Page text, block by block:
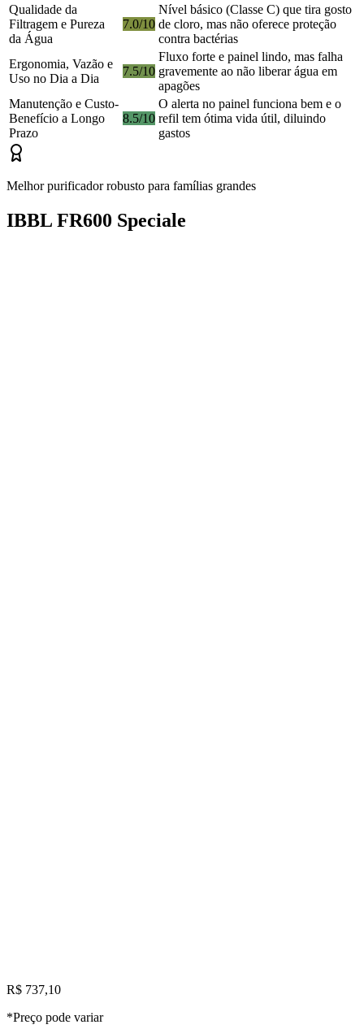
Qualidade da
Filtragem e Pureza
da Água
7.0/10
Nível básico (Classe C) que tira gosto
de cloro, mas não oferece proteção
contra bactérias
Ergonomia, Vazão e
Uso no Dia a Dia
7.5/10
Fluxo forte e painel lindo, mas falha
gravemente ao não liberar água em
apagões
Manutenção e Custo-
Benefício a Longo
Prazo
8.5/10
O alerta no painel funciona bem e o
refil tem ótima vida útil, diluindo
gastos
Melhor purificador robusto para famílias grandes
IBBL FR600 Speciale
R$ 737,10
*Preço pode variar